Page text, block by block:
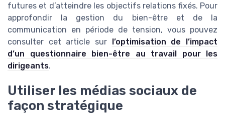
futures et d’atteindre les objectifs relations fixés. Pour
approfondir la gestion du bien-être et de la
communication en période de tension, vous pouvez
consulter cet article sur l’optimisation de l’impact
d’un questionnaire bien-être au travail pour les
dirigeants.
Utiliser les médias sociaux de
façon stratégique